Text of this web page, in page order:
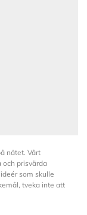
nätet. Vårt
och prisvärda
som skulle
tveka inte att